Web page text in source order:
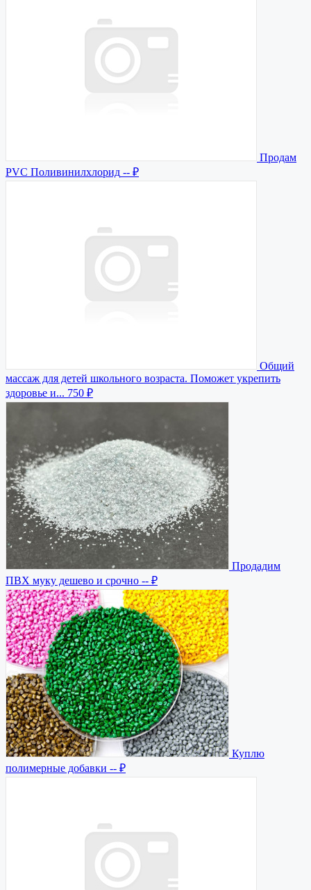
Продам
PVC Поливинилхлорид -- ₽
Общий
массаж для детей школьного возраста. Поможет укрепить
здоровье и... 750 ₽
Продадим
ПВХ муку дешево и срочно -- ₽
Куплю
полимерные добавки -- ₽